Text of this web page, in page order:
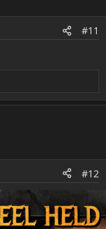
#11
#12